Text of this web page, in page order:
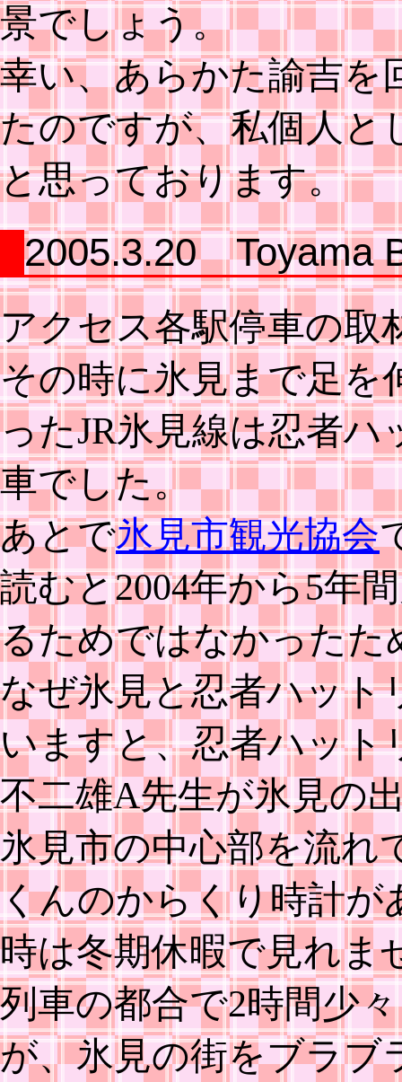
景でしょう。
幸い、あらかた諭吉を
たのですが、私個人と
と思っております。
2005.3.20 Toyama
アクセス各駅停車の取
その時に氷見まで足を
ったJR氷見線は忍者
車でした。
あとで氷見市観光協会
読むと2004年から5年
るためではなかったた
なぜ氷見と忍者ハット
いますと、忍者ハット
不二雄A先生が氷見の
氷見市の中心部を流れ
くんのからくり時計が
時は冬期休暇で見れま
列車の都合で2時間少
が、氷見の街をブラブ